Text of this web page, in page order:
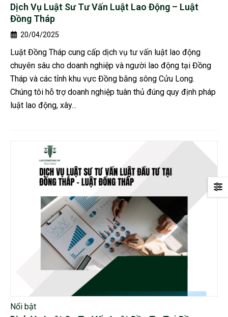
Dịch Vụ Luật Sư Tư Vấn Luật Lao Động – Luật
Đồng Tháp
20/04/2025
Luật Đồng Tháp cung cấp dịch vụ tư vấn luật lao động
chuyên sâu cho doanh nghiệp và người lao động tại Đồng
Tháp và các tỉnh khu vực Đồng bằng sông Cửu Long.
Chúng tôi hỗ trợ doanh nghiệp tuân thủ đúng quy định pháp
luật lao động, xây...
Nổi bật